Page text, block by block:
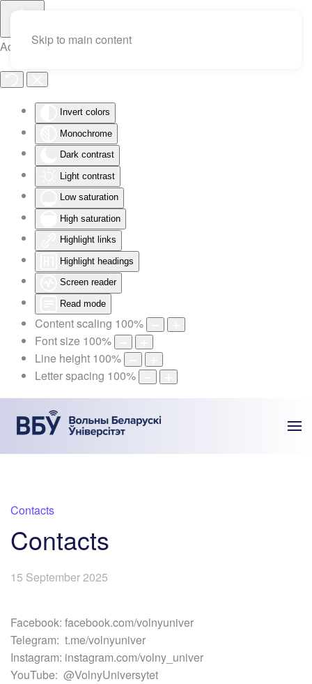
Accessibility Tools
Invert colors
Monochrome
Dark contrast
Light contrast
Low saturation
High saturation
Highlight links
Highlight headings
Screen reader
Read mode
Content scaling 100%
Font size 100%
Line height 100%
Letter spacing 100%
Skip to main content
Contacts
Contacts
15 September 2025
Facebook: facebook.com/volnyuniver
Telegram: t.me/volnyuniver
Instagram: instagram.com/volny_univer
YouTube: @VolnyUniversytet